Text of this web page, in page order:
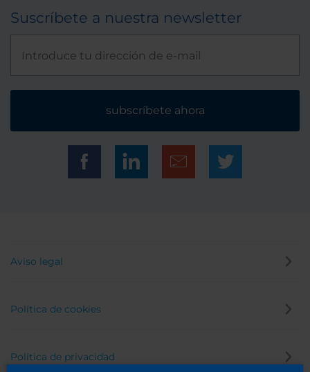
Suscríbete a nuestra newsletter
subscríbete ahora
Aviso legal
Política de cookies
Política de privacidad